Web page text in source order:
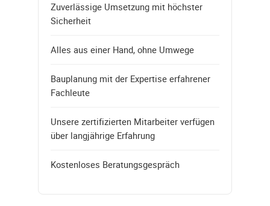
Zuverlässige Umsetzung mit höchster
Sicherheit
Alles aus einer Hand, ohne Umwege
Bauplanung mit der Expertise erfahrener
Fachleute
Unsere zertifizierten Mitarbeiter verfügen
über langjährige Erfahrung
Kostenloses Beratungsgespräch